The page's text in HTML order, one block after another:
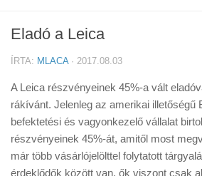
Cikkek
Firmware
Tudástár
Tanácsok
Eladó a Leica
ÍRTA: MLACA· 2017.08.03
A Leica részvényeinek 45%-a vált
rákívánt. Jelenleg az amerikai illetőségű
befektetési és vagyonkezelő vállalat
részvényeinek 45%-át, amitől most
már több vásárlójelölttel folytatott
érdeklődők között van, ők viszont csak